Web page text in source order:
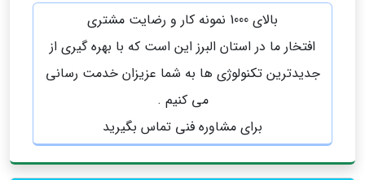
بالای 1000 نمونه کار و رضایت مشتری
افتخار ما در استان البرز این است که با بهره گیری از
جدیدترین تکنولوژی ها به شما عزیزان خدمت رسانی
می کنیم .
برای مشاوره فنی تماس بگیرید